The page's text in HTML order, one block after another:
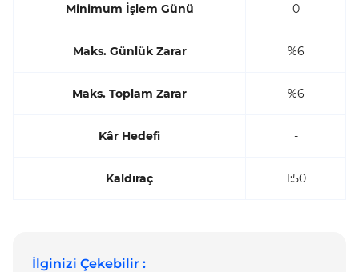
Minimum İşlem Günü 0
Maks. Günlük Zarar %6
Maks. Toplam Zarar %6
Kâr Hedefi -
Kaldıraç 1:50
İlginizi Çekebilir :